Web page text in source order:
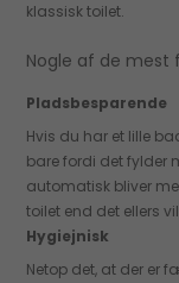
klassisk toilet.
Nogle af de
Pladsbesparende
Hvis du har et lille
bare fordi det fylder
automatisk bliver
toilet end det ellers
Hygiejnisk
Netop det, at der er